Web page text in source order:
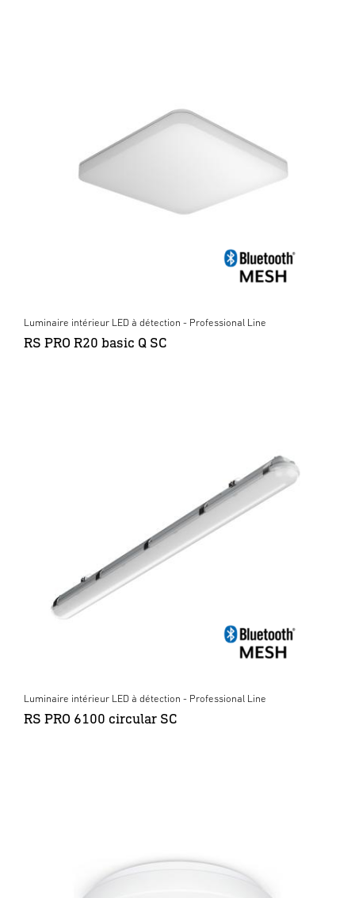
Luminaire intérieur LED à détection - Professional Line
RS PRO R20 basic Q SC
Luminaire intérieur LED à détection - Professional Line
RS PRO 6100 circular SC